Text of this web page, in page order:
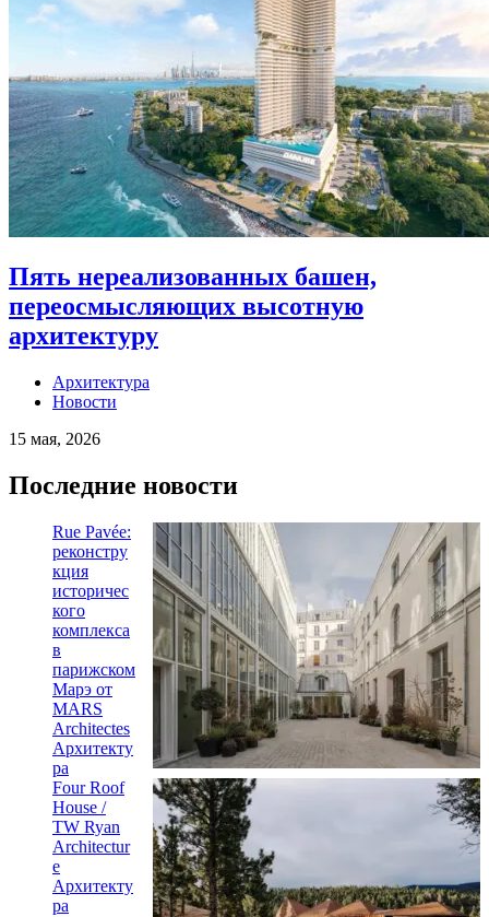
Пять нереализованных башен,
переосмысляющих высотную
архитектуру
Архитектура
Новости
15 мая, 2026
Последние новости
Rue Pavée:
реконстру
кция
историчес
кого
комплекса
в
парижском
Марэ от
MARS
Architectes
Архитекту
ра
Four Roof
House /
TW Ryan
Architectur
e
Архитекту
ра